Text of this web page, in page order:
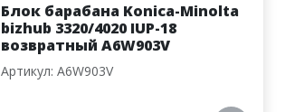
Блок барабана Konica-Minolta
bizhub 3320/4020 IUP-18
возвратный A6W903V
Артикул: A6W903V